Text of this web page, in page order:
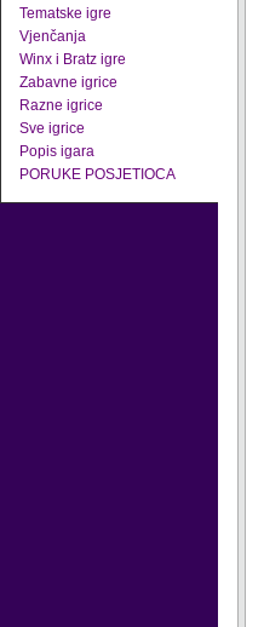
Tematske igre
Vjenčanja
Winx i Bratz igre
Zabavne igrice
Razne igrice
Sve igrice
Popis igara
PORUKE POSJETIOCA